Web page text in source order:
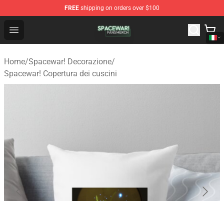
FREE shipping on orders over $100
Open menu
Spacewar! Shop - Official Spacewar! Merchandise Store
Home/Spacewar! Decorazione/
Spacewar! Copertura dei cuscini